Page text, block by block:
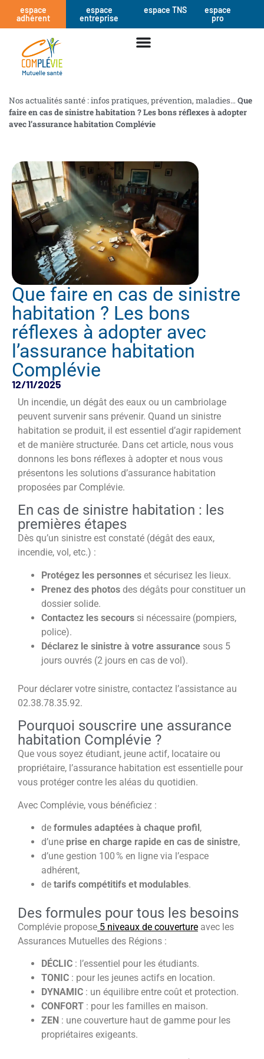
espace
adhérent
espace
entreprise
espace TNS
espace
pro
Nos actualités santé : infos pratiques, prévention, maladies… Que
faire en cas de sinistre habitation ? Les bons réflexes à adopter
avec l’assurance habitation Complévie
Que faire en cas de sinistre
habitation ? Les bons
réflexes à adopter avec
l’assurance habitation
Complévie
12/11/2025
Un incendie, un dégât des eaux ou un cambriolage
peuvent survenir sans prévenir. Quand un sinistre
habitation se produit, il est essentiel d’agir rapidement
et de manière structurée. Dans cet article, nous vous
donnons les bons réflexes à adopter et nous vous
présentons les solutions d’assurance habitation
proposées par Complévie.
En cas de sinistre habitation : les
premières étapes
Dès qu’un sinistre est constaté (dégât des eaux,
incendie, vol, etc.) :
Protégez les personnes et sécurisez les lieux.
Prenez des photos des dégâts pour constituer un
dossier solide.
Contactez les secours si nécessaire (pompiers,
police).
Déclarez le sinistre à votre assurance sous 5
jours ouvrés (2 jours en cas de vol).
Pour déclarer votre sinistre, contactez l’assistance au
02.38.78.35.92.
Pourquoi souscrire une assurance
habitation Complévie ?
Que vous soyez étudiant, jeune actif, locataire ou
propriétaire, l’assurance habitation est essentielle pour
vous protéger contre les aléas du quotidien.
Avec Complévie, vous bénéficiez :
de formules adaptées à chaque profil,
d’une prise en charge rapide en cas de sinistre,
d’une gestion 100 % en ligne via l’espace
adhérent,
de tarifs compétitifs et modulables.
Des formules pour tous les besoins
Complévie propose 5 niveaux de couverture avec les
Assurances Mutuelles des Régions :
DÉCLIC : l’essentiel pour les étudiants.
TONIC : pour les jeunes actifs en location.
DYNAMIC : un équilibre entre coût et protection.
CONFORT : pour les familles en maison.
ZEN : une couverture haut de gamme pour les
propriétaires exigeants.